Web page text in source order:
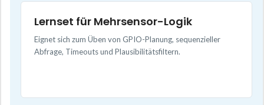
Lernset für Mehrsensor-Logik
Eignet sich zum Üben von GPIO-Planung, sequenzieller
Abfrage, Timeouts und Plausibilitätsfiltern.